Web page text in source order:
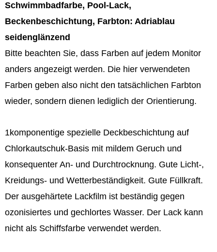
Schwimmbadfarbe, Pool-Lack,
Beckenbeschichtung, Farbton: Adriablau
seidenglänzend
Bitte beachten Sie, dass Farben auf jedem Monitor
anders angezeigt werden. Die hier verwendeten
Farben geben also nicht den tatsächlichen Farbton
wieder, sondern dienen lediglich der Orientierung.
1komponentige spezielle Deckbeschichtung auf
Chlorkautschuk-Basis mit mildem Geruch und
konsequenter An- und Durchtrocknung. Gute Licht-,
Kreidungs- und Wetterbeständigkeit. Gute Füllkraft.
Der ausgehärtete Lackfilm ist beständig gegen
ozonisiertes und gechlortes Wasser. Der Lack kann
nicht als Schiffsfarbe verwendet werden.